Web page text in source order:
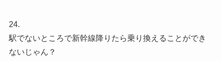
24.
駅でないところで新幹線降りたら乗り換えることができ
ないじゃん？